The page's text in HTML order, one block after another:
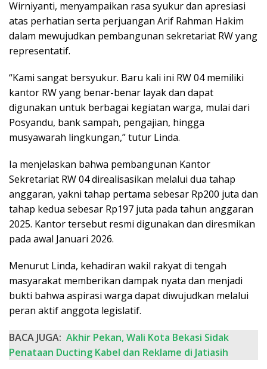
Wirniyanti, menyampaikan rasa syukur dan apresiasi
atas perhatian serta perjuangan Arif Rahman Hakim
dalam mewujudkan pembangunan sekretariat RW yang
representatif.
“Kami sangat bersyukur. Baru kali ini RW 04 memiliki
kantor RW yang benar-benar layak dan dapat
digunakan untuk berbagai kegiatan warga, mulai dari
Posyandu, bank sampah, pengajian, hingga
musyawarah lingkungan,” tutur Linda.
Ia menjelaskan bahwa pembangunan Kantor
Sekretariat RW 04 direalisasikan melalui dua tahap
anggaran, yakni tahap pertama sebesar Rp200 juta dan
tahap kedua sebesar Rp197 juta pada tahun anggaran
2025. Kantor tersebut resmi digunakan dan diresmikan
pada awal Januari 2026.
Menurut Linda, kehadiran wakil rakyat di tengah
masyarakat memberikan dampak nyata dan menjadi
bukti bahwa aspirasi warga dapat diwujudkan melalui
peran aktif anggota legislatif.
BACA JUGA: Akhir Pekan, Wali Kota Bekasi Sidak
Penataan Ducting Kabel dan Reklame di Jatiasih